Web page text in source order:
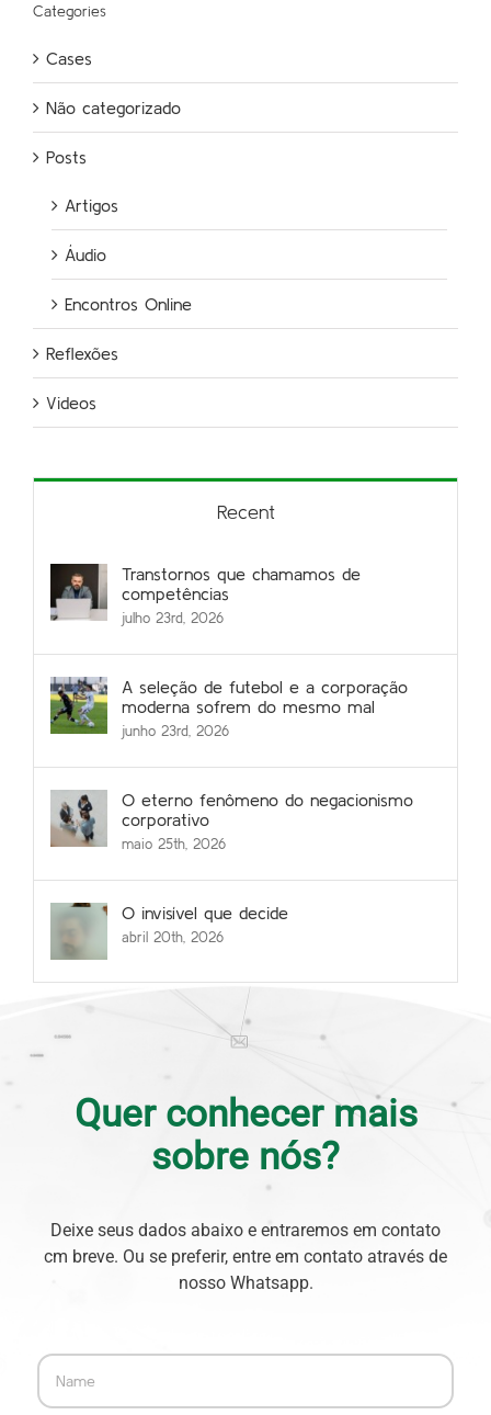
Categories
Cases
Não categorizado
Posts
Artigos
Áudio
Encontros Online
Reflexões
Videos
Recent
Transtornos que chamamos de
competências
julho 23rd, 2026
A seleção de futebol e a corporação
moderna sofrem do mesmo mal
junho 23rd, 2026
O eterno fenômeno do negacionismo
corporativo
maio 25th, 2026
O invisível que decide
abril 20th, 2026
Quer conhecer mais
sobre nós?
Deixe seus dados abaixo e entraremos em contato
cm breve. Ou se preferir, entre em contato através de
nosso Whatsapp.